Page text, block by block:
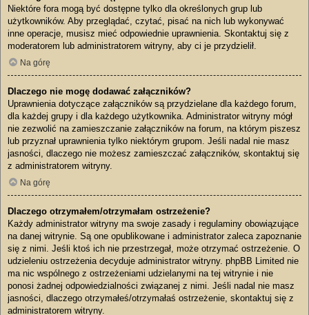
Niektóre fora mogą być dostępne tylko dla określonych grup lub
użytkowników. Aby przeglądać, czytać, pisać na nich lub wykonywać
inne operacje, musisz mieć odpowiednie uprawnienia. Skontaktuj się z
moderatorem lub administratorem witryny, aby ci je przydzielił.
Na górę
Dlaczego nie mogę dodawać załączników?
Uprawnienia dotyczące załączników są przydzielane dla każdego forum,
dla każdej grupy i dla każdego użytkownika. Administrator witryny mógł
nie zezwolić na zamieszczanie załączników na forum, na którym piszesz
lub przyznał uprawnienia tylko niektórym grupom. Jeśli nadal nie masz
jasności, dlaczego nie możesz zamieszczać załączników, skontaktuj się
z administratorem witryny.
Na górę
Dlaczego otrzymałem/otrzymałam ostrzeżenie?
Każdy administrator witryny ma swoje zasady i regulaminy obowiązujące
na danej witrynie. Są one opublikowane i administrator zaleca zapoznanie
się z nimi. Jeśli ktoś ich nie przestrzegał, może otrzymać ostrzeżenie. O
udzieleniu ostrzeżenia decyduje administrator witryny. phpBB Limited nie
ma nic wspólnego z ostrzeżeniami udzielanymi na tej witrynie i nie
ponosi żadnej odpowiedzialności związanej z nimi. Jeśli nadal nie masz
jasności, dlaczego otrzymałeś/otrzymałaś ostrzeżenie, skontaktuj się z
administratorem witryny.